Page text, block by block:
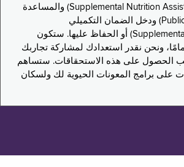
(Supplemental Nutrition Assistance Program, SNAP) والمساعدة
العامة (Public Assistance, PA) ودخل الضمان التكميلي
(Supplemental Security Income, SSI) أو الحفاظ عليها. ستكون
ونحن نقدر استعدادك لمشاركة تجاربك
الحصول على هذه الاستحقاقات. ستساهم
على برامج المعونات الحيوية لك ولسكان